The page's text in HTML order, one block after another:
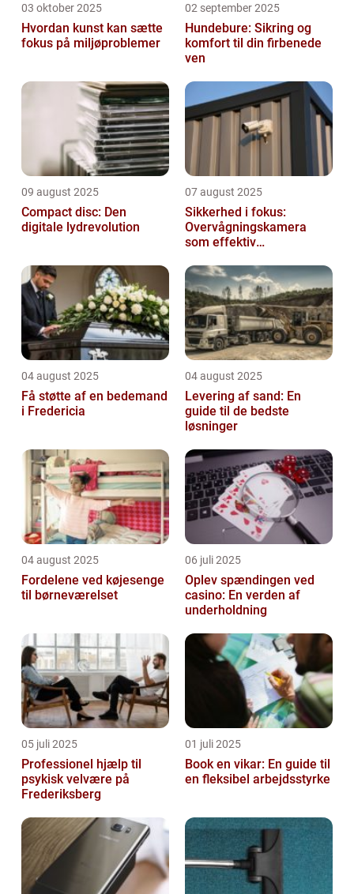
03 oktober 2025
Hvordan kunst kan sætte
fokus på miljøproblemer
02 september 2025
Hundebure: Sikring og
komfort til din firbenede
ven
09 august 2025
Compact disc: Den
digitale lydrevolution
07 august 2025
Sikkerhed i fokus:
Overvågningskamera
som effektiv
04 august 2025
Få støtte af en bedemand
i Fredericia
04 august 2025
Levering af sand: En
guide til de bedste
løsninger
04 august 2025
Fordelene ved køjesenge
til børneværelset
06 juli 2025
Oplev spændingen ved
casino: En verden af
underholdning
05 juli 2025
Professionel hjælp til
psykisk velvære på
Frederiksberg
01 juli 2025
Book en vikar: En guide til
en fleksibel arbejdsstyrke